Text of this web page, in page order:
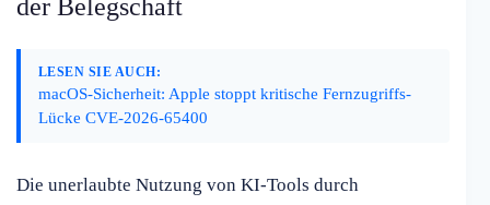
der Belegschaft
LESEN SIE AUCH:
macOS-Sicherheit: Apple stoppt kritische Fernzugriffs-
Lücke CVE-2026-65400
Die unerlaubte Nutzung von KI-Tools durch